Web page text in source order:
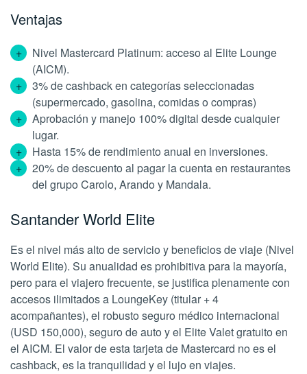
Ventajas
Nivel Mastercard Platinum: acceso al Elite Lounge
(AICM).
3% de cashback en categorías seleccionadas
(supermercado, gasolina, comidas o compras)
Aprobación y manejo 100% digital desde cualquier
lugar.
Hasta 15% de rendimiento anual en inversiones.
20% de descuento al pagar la cuenta en restaurantes
del grupo Carolo, Arando y Mandala.
Santander World Elite
Es el nivel más alto de servicio y beneficios de viaje (Nivel
World Elite). Su anualidad es prohibitiva para la mayoría,
pero para el viajero frecuente, se justifica plenamente con
accesos ilimitados a LoungeKey (titular + 4
acompañantes), el robusto seguro médico internacional
(USD 150,000), seguro de auto y el Elite Valet gratuito en
el AICM. El valor de esta tarjeta de Mastercard no es el
cashback, es la tranquilidad y el lujo en viajes.